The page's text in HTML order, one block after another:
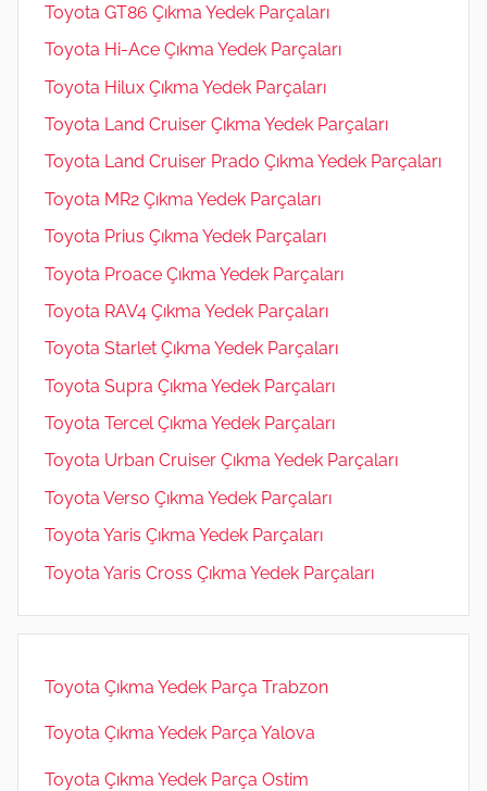
Toyota GT86 Çıkma Yedek Parçaları
Toyota Hi-Ace Çıkma Yedek Parçaları
Toyota Hilux Çıkma Yedek Parçaları
Toyota Land Cruiser Çıkma Yedek Parçaları
Toyota Land Cruiser Prado Çıkma Yedek Parçaları
Toyota MR2 Çıkma Yedek Parçaları
Toyota Prius Çıkma Yedek Parçaları
Toyota Proace Çıkma Yedek Parçaları
Toyota RAV4 Çıkma Yedek Parçaları
Toyota Starlet Çıkma Yedek Parçaları
Toyota Supra Çıkma Yedek Parçaları
Toyota Tercel Çıkma Yedek Parçaları
Toyota Urban Cruiser Çıkma Yedek Parçaları
Toyota Verso Çıkma Yedek Parçaları
Toyota Yaris Çıkma Yedek Parçaları
Toyota Yaris Cross Çıkma Yedek Parçaları
Toyota Çıkma Yedek Parça Trabzon
Toyota Çıkma Yedek Parça Yalova
Toyota Çıkma Yedek Parça Ostim